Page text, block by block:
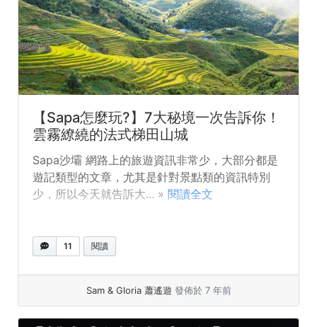
【Sapa怎麼玩?】7大秘境一次告訴你！
雲霧繚繞的法式梯田山城
Sapa沙壩 網路上的旅遊資訊非常少，大部分都是
遊記類型的文章，尤其是針對景點類的資訊特別
少，所以今天就告訴大... » 閱讀全文
11 閱讀
Sam & Gloria 蕭遙遊 發佈於 7 年前